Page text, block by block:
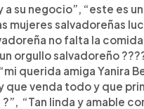
a su negocio”, “este es
mujeres salvadoreñas
no falta la
orgullo salvadoreño
querida amiga Yanira
que venda todo y que
?”, “Tan linda y amable